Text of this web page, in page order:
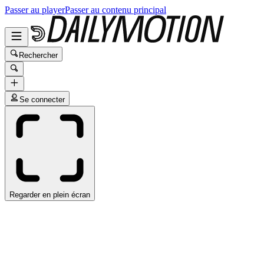
Passer au playerPasser au contenu principal
Rechercher
Se connecter
Regarder en plein écran